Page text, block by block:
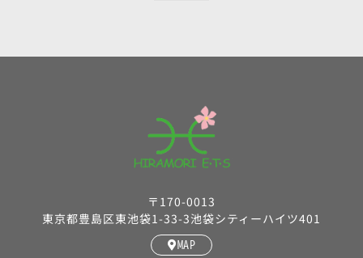
〒170-0013
東京都豊島区東池袋1-33-3池袋シティーハイツ401
MAP